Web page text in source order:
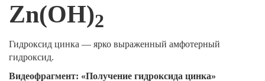
Zn(OH)2
Гидроксид цинка — ярко выраженный амфотерный
гидроксид.
Видеофрагмент: «Получение гидроксида цинка»